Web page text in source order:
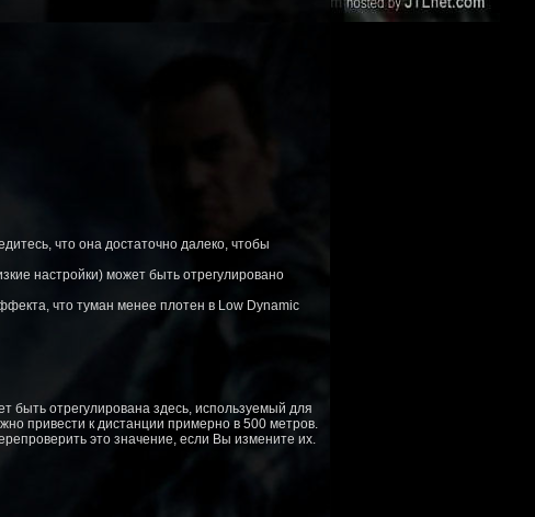
что она достаточно далеко, чтобы
настройки) может быть отрегулировано
что туман менее плотен в Low Dynamic
быть отрегулирована здесь, используемый для
привести к дистанции примерно в 500 метров.
это значение, если Вы измените их.